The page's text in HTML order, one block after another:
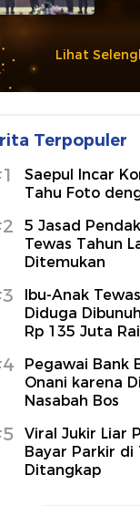
Lihat
Terpopuler
Saepul Incar
Tahu Foto
5 Jasad
Tewas Tahun
Ditemukan
Ibu-Anak
Diduga
Rp 135 Juta
Pegawai Bank
Onani karena
Nasabah Bos
Viral Jukir Liar
Bayar Parkir di
Ditangkap